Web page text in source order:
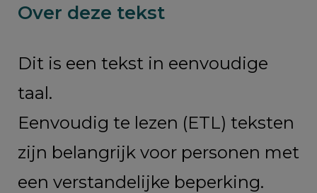
Over deze tekst
Dit is een tekst in eenvoudige
taal.
Eenvoudig te lezen (ETL) teksten
zijn belangrijk voor personen met
een verstandelijke beperking.